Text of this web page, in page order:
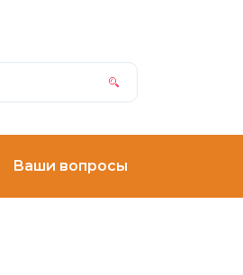
Ваши вопросы